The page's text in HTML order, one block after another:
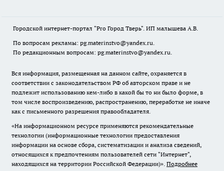
Городской интернет-портал "Pro Город Тверь". ИП малышева А.В.
По вопросам рекламы: pg.materinstvo@yandex.ru.
По редакционным вопросам: pg.materinstvo@yandex.ru.
Вся информация, размещенная на данном сайте, охраняется в
соответствии с законодательством РФ об авторском праве и не
подлежит использованию кем-либо в какой бы то ни было форме, в
том числе воспроизведению, распространению, переработке не иначе
как с письменного разрешения правообладателя.
«На информационном ресурсе применяются рекомендательные
технологии (информационные технологии предоставления
информации на основе сбора, систематизации и анализа сведений,
относящихся к предпочтениям пользователей сети "Интернет",
находящихся на территории Российской Федерации)». Подробнее